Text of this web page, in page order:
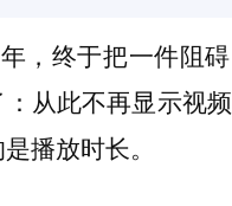
，终于把一件阻
从此不再显示视
播放时长。